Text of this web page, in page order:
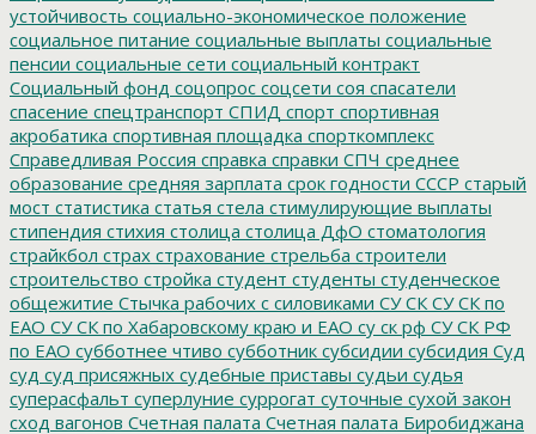
устойчивость социально-экономическое положение
социальное питание социальные выплаты социальные
пенсии социальные сети социальный контракт
Социальный фонд соцопрос соцсети соя спасатели
спасение спецтранспорт СПИД спорт спортивная
акробатика спортивная площадка спорткомплекс
Справедливая Россия справка справки СПЧ среднее
образование средняя зарплата срок годности СССР старый
мост статистика статья стела стимулирующие выплаты
стипендия стихия столица столица ДфО стоматология
страйкбол страх страхование стрельба строители
строительство стройка студент студенты студенческое
общежитие Стычка рабочих с силовиками СУ СК СУ СК по
ЕАО СУ СК по Хабаровскому краю и ЕАО су ск рф СУ СК РФ
по ЕАО субботнее чтиво субботник субсидии субсидия Суд
суд суд присяжных судебные приставы судьи судья
суперасфальт суперлуние суррогат суточные сухой закон
сход вагонов Счетная палата Счетная палата Биробиджана